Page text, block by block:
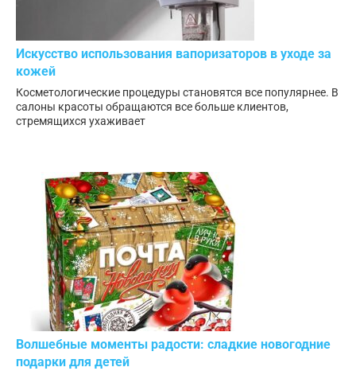
Искусство использования вапоризаторов в уходе за
кожей
Косметологические процедуры становятся все популярнее. В
салоны красоты обращаются все больше клиентов,
стремящихся ухаживает
Волшебные моменты радости: сладкие новогодние
подарки для детей